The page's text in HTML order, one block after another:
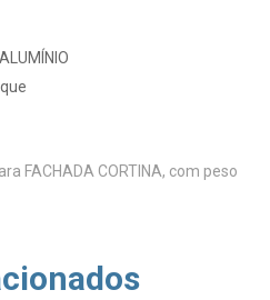
FACHADA CORTINA, com peso